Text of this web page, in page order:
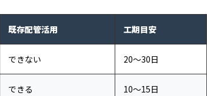
既存配管活用 工期目安
できない 20〜30日
できる 10〜15日